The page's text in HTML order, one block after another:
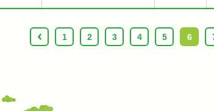
‹ 1 2 3 4 5 6